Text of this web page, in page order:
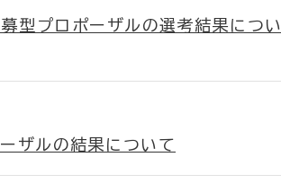
型プロポーザルの選考結果につい
ザルの結果について